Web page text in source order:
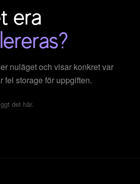
era
nuläget och visar konkret var
storage för uppgiften.
det här.